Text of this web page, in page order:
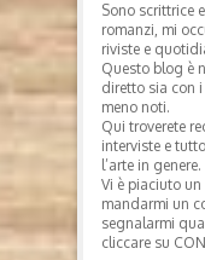
Sono scrittrice
romanzi, mi
riviste e
Questo blog è
diretto sia con
meno noti.
Qui troverete
interviste e
l’arte in genere.
Vi è piaciuto
mandarmi un
segnalarmi
cliccare su